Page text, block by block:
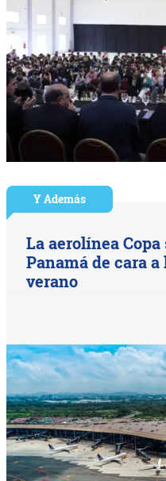
Y Además
La aerolínea
Panamá de cara
verano